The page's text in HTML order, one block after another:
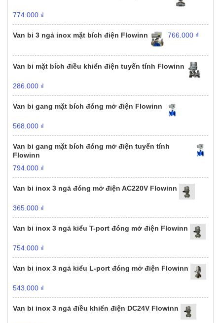
774.000 ₫
Van bi 3 ngả inox mặt bích điện Flowinn 766.000 ₫
Van bi mặt bích điều khiển điện tuyến tính Flowinn
286.000 ₫
Van bi gang mặt bích đóng mở điện Flowinn
568.000 ₫
Van bi gang mặt bích đóng mở điện tuyến tính
Flowinn
794.000 ₫
Van bi inox 3 ngả đóng mở điện AC220V Flowinn
365.000 ₫
Van bi inox 3 ngả kiểu T-port đóng mở điện Flowinn
754.000 ₫
Van bi inox 3 ngả kiểu L-port đóng mở điện Flowinn
543.000 ₫
Van bi inox 3 ngả điều khiển điện DC24V Flowinn